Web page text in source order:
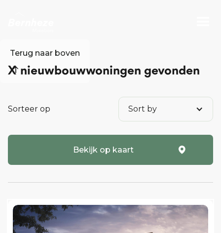
Terug naar boven
X nieuwbouwwoningen gevonden
Sorteer op Sort by
Bekijk op kaart